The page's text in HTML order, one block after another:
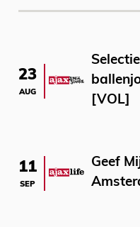
23
AUG
[VOL]
11
SEP
Geef